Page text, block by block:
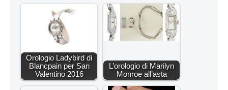
Orologio Ladybird di
Blancpain per San
Valentino 2016
L’orologio di Marilyn
Monroe all’asta